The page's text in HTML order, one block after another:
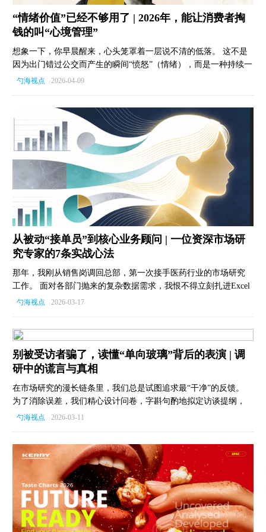
“情绪价值”已经不够用了 | 2026年，能让消费者掏
钱的叫“心境管理”
想象一下，你早晨醒来，心头笼罩着一层说不清的低落。 这不是
因为出门错过公交而产生的瞬间“愤怒”（情绪），而是一种持续一
整天、为所有决定铺上底色的“心境”。 过去十年，品牌们都在痴
渴望的，是一把能在阴雨天撑开的伞。 当近80%的消费者承认会
为了“调整状态”而花钱犒劳自己时，消费已经变成了一场自我心理
疗法。 这就是从“情绪营销”向“心境经济”的深刻跨越。 消费者想
要的不再只是短暂的刺激，而是填补“当下的我”与“理想的我”之间
的“心境落差”。 无论是像外卖进度条那样赋予焦虑者“掌控感”，
还是像乐高那样为愉悦者延长“沉浸感”，未来的赢家将属于那些能
读懂消费者内心“气候”，并主动帮忙管理心境的品牌。 别再只盯
着瞬时的“天气”了。
勺海视点 2026-04-09
从被动“接单员”到核心业务顾问 | 一位资深市场研
究专家的7条实战心法
那年，我刚从销售岗调回总部，第一次接手医药行业的市场研究
工作。 面对各部门抛来的复杂数据需求，我恨不得立刻扎进Excel
表里证明自己的价值。 但我的经理按住了我。他告诉我，永远不
不知道他们其实只是想制定一份销售绩效方案——而你手头明明
有更好、更直接的数据。 在甲方、供应商和咨询顾问的身份间切
换多年后，我越发体会到那个忠告的含金量。 今天，我想把这些
题，到如何让冷冰冰的数据讲出有人情味的故事，这7个实战技
巧，将帮你从“数据搬运工”蜕变为真正的“业务军师”。
勺海视点 2026-03-17
别被受访者骗了，读懂“单向玻璃”背后的表演 | 调
研中的谎言与真相
在市场研究的漫长链条里，我们总是试图追求最“干净”的反馈。
为了消除误差，我们精心设计问卷，字斟句酌地拟定访谈提纲，
试图还原一个绝对客观的真相。 但现实往往十分骨感：受访者在
会本能地启动自我防御。 他们不仅在回答问题，更是在“塑造”一
个期望中的自我——也许是为了显得更理智，也许是为了维持一
种讲究体面的傲娇形象。 对于研究员而言，最大的陷阱莫过于把
这些经过修饰的“台词”当成了洞察本身。 其实，调研中的确认偏
误、社会期望或是记忆偏差，并非需要被清洗掉的“数据噪音”。
相反，这些偏见正是通往消费者真实内心世界的钥匙。 这篇文章
勺海视点 2026-03-11